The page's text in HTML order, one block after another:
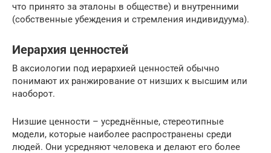
что принято за эталоны в обществе) и внутренними
(собственные убеждения и стремления индивидуума).
Иерархия ценностей
В аксиологии под иерархией ценностей обычно
понимают их ранжирование от низших к высшим или
наоборот.
Низшие ценности – усреднённые, стереотипные
модели, которые наиболее распространены среди
людей. Они усредняют человека и делают его более